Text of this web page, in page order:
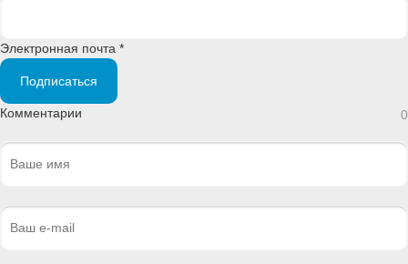
Электронная почта *
Подписаться
Комментарии 0